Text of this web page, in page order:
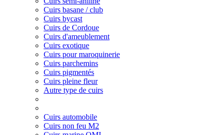
Cuirs basane / club
Cuirs bycast
Cuirs de Cordoue
Cuirs d'ameublement
Cuirs exotique
Cuirs pour maroquinerie
Cuirs parchemins
Cuirs pigmentés
Cuirs pleine fleur
Autre type de cuirs
Cuirs automobile
Cuirs non feu M2